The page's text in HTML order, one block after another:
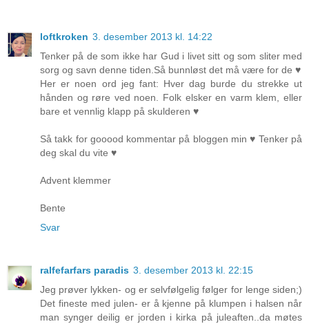
loftkroken 3. desember 2013 kl. 14:22
Tenker på de som ikke har Gud i livet sitt og som sliter med
sorg og savn denne tiden.Så bunnløst det må være for de ♥
Her er noen ord jeg fant: Hver dag burde du strekke ut
hånden og røre ved noen. Folk elsker en varm klem, eller
bare et vennlig klapp på skulderen ♥
Så takk for gooood kommentar på bloggen min ♥ Tenker på
deg skal du vite ♥
Advent klemmer
Bente
Svar
ralfefarfars paradis 3. desember 2013 kl. 22:15
Jeg prøver lykken- og er selvfølgelig følger for lenge siden;)
Det fineste med julen- er å kjenne på klumpen i halsen når
man synger deilig er jorden i kirka på juleaften..da møtes